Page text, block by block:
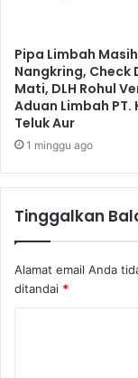
Pipa Limbah Masih
Nangkring, Check
Mati, DLH Rohul
Aduan Limbah PT.
Teluk Aur
1 minggu ago
Tinggalkan
Alamat email Anda
ditandai *